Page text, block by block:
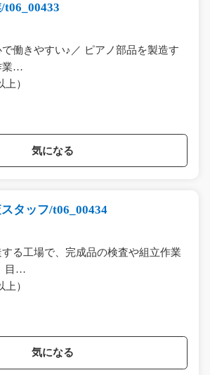
t06_00433
働きやすい♪／ ピアノ部品を製造す
業…
）
気になる
タッフ/t06_00434
る工場で、完成品の検査や組立作業
目…
）
気になる